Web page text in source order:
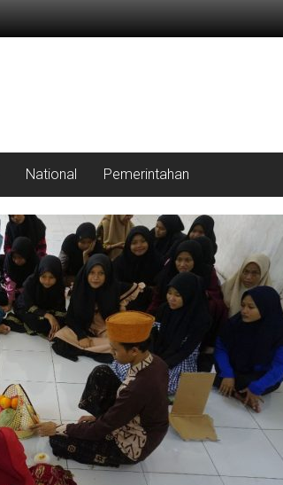
National Pemerintahan